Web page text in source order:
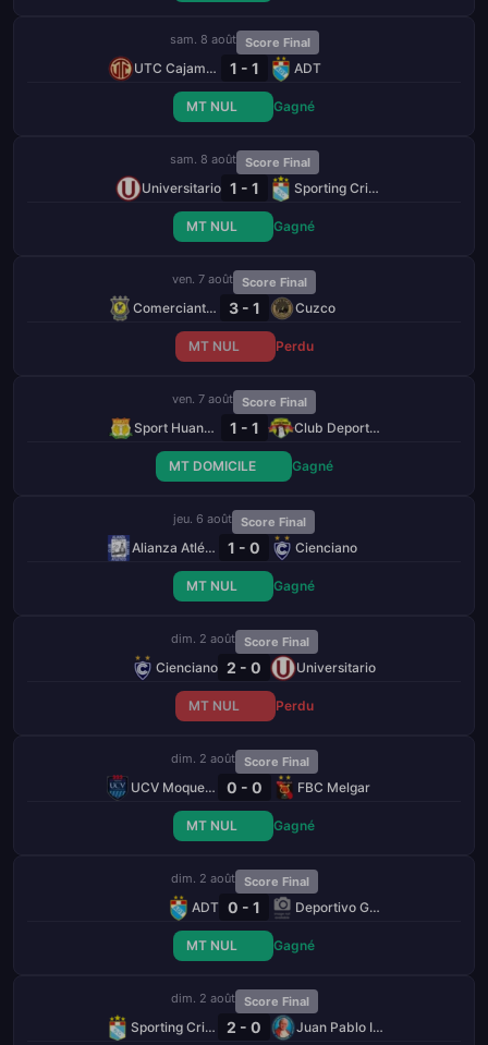
sam. 8 août Score Final
UTC Cajamarca 1 - 1 ADT
MT NUL Gagné
sam. 8 août Score Final
Universitario 1 - 1 Sporting Cristal
MT NUL Gagné
ven. 7 août Score Final
Comerciantes Unidos 3 - 1 Cuzco
MT NUL Perdu
ven. 7 août Score Final
Sport Huancayo 1 - 1 Club Deportivo Los Chankas
MT DOMICILE Gagné
jeu. 6 août Score Final
Alianza Atlético 1 - 0 Cienciano
MT NUL Gagné
dim. 2 août Score Final
Cienciano 2 - 0 Universitario
MT NUL Perdu
dim. 2 août Score Final
UCV Moquegua 0 - 0 FBC Melgar
MT NUL Gagné
dim. 2 août Score Final
ADT 0 - 1 Deportivo Garcilaso
MT NUL Gagné
dim. 2 août Score Final
Sporting Cristal 2 - 0 Juan Pablo II College